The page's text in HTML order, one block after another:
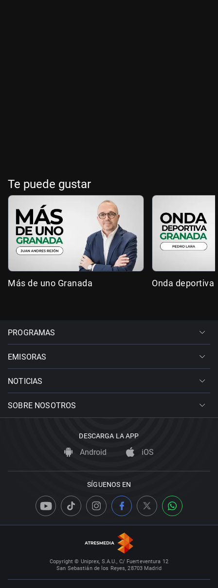
Te puede gustar
Más de uno Granada Onda deportiva
PROGRAMAS
EMISORAS
NOTICIAS
SOBRE NOSOTROS
DESCARGA LA APP
Android iOS
SÍGUENOS EN
Copyright © Uniprex, S.A.U., C/ Fuerteventura 12
San Sebastián de los Reyes, 28703 Madrid